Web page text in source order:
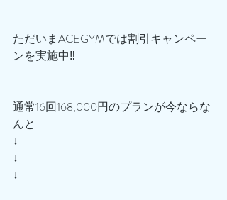
ただいまACEGYMでは割引キャンペー
ンを実施中‼️
通常16回168,000円のプランが今ならな
んと
↓
↓
↓